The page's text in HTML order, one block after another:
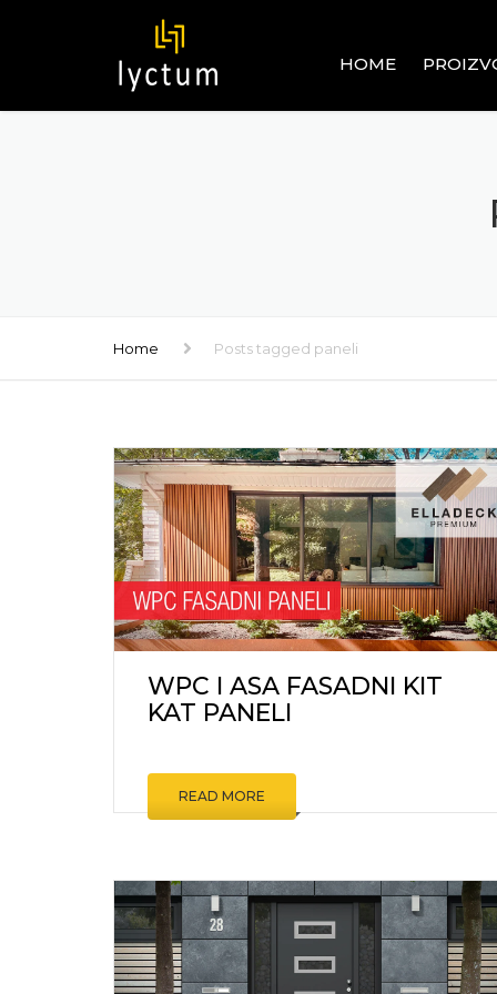
HOME
PVC
ROLETNE
ZIDNE
PODNE
ŠRAFOVI
Home Posts tagged paneli
WPC I ASA FASADNI KIT
KAT PANELI
READ MORE